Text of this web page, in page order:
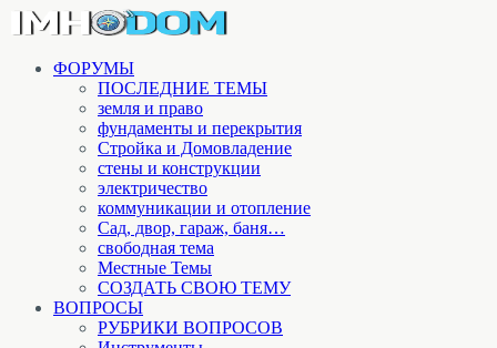
ФОРУМЫ
ПОСЛЕДНИЕ ТЕМЫ
земля и право
фундаменты и перекрытия
Стройка и Домовладение
стены и конструкции
электричество
коммуникации и отопление
Cад, двор, гараж, баня…
свободная тема
Местные Темы
СОЗДАТЬ СВОЮ ТЕМУ
ВОПРОСЫ
РУБРИКИ ВОПРОСОВ